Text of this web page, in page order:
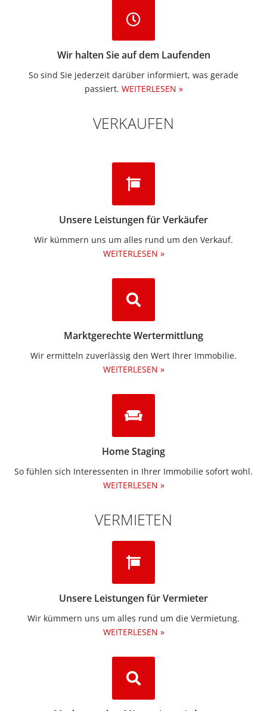
Wir halten Sie auf dem Laufenden
So sind Sie jederzeit darüber informiert, was gerade
passiert. WEITERLESEN »
VERKAUFEN
Unsere Leistungen für Verkäufer
Wir kümmern uns um alles rund um den Verkauf.
WEITERLESEN »
Marktgerechte Wertermittlung
Wir ermitteln zuverlässig den Wert Ihrer Immobilie.
WEITERLESEN »
Home Staging
So fühlen sich Interessenten in Ihrer Immobilie sofort wohl.
WEITERLESEN »
VERMIETEN
Unsere Leistungen für Vermieter
Wir kümmern uns um alles rund um die Vermietung.​
WEITERLESEN »